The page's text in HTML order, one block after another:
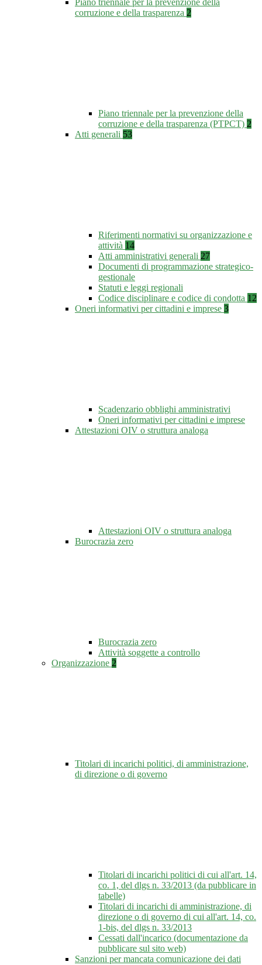
Piano triennale per la prevenzione della
corruzione e della trasparenza 2
Piano triennale per la prevenzione della
corruzione e della trasparenza (PTPCT) 2
Atti generali 53
Riferimenti normativi su organizzazione e
attività 14
Atti amministrativi generali 27
Documenti di programmazione strategico-
gestionale
Statuti e leggi regionali
Codice disciplinare e codice di condotta 12
Oneri informativi per cittadini e imprese 3
Scadenzario obblighi amministrativi
Oneri informativi per cittadini e imprese
Attestazioni OIV o struttura analoga
Attestazioni OIV o struttura analoga
Burocrazia zero
Burocrazia zero
Attività soggette a controllo
Organizzazione 2
Titolari di incarichi politici, di amministrazione,
di direzione o di governo
Titolari di incarichi politici di cui all'art. 14,
co. 1, del dlgs n. 33/2013 (da pubblicare in
tabelle)
Titolari di incarichi di amministrazione, di
direzione o di governo di cui all'art. 14, co.
1-bis, del dlgs n. 33/2013
Cessati dall'incarico (documentazione da
pubblicare sul sito web)
Sanzioni per mancata comunicazione dei dati